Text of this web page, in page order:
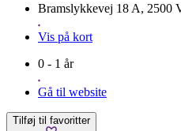
Bramslykkevej 18 A, 2500
Vis på kort
0 - 1 år
Gå til website
Tilføj til favoritter